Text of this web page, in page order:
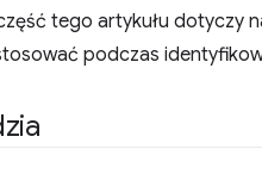
tego artykułu dotyczy
podczas